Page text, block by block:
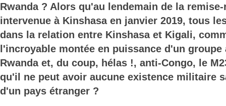
Rwanda ? Alors qu'au lendemain de la
intervenue à Kinshasa en janvier 2019, tous
dans la relation entre Kinshasa et Kigali,
l'incroyable montée en puissance d'un
Rwanda et, du coup, hélas !, anti-Congo, le
qu'il ne peut avoir aucune existence militaire
d'un pays étranger ?